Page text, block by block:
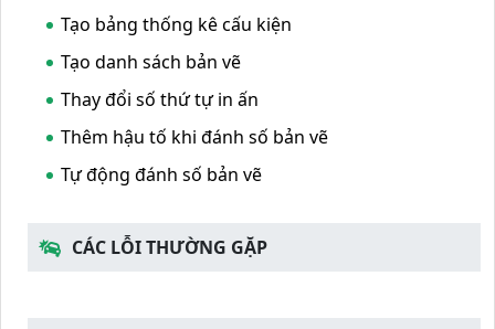
Tạo bảng thống kê cấu kiện
Tạo danh sách bản vẽ
Thay đổi số thứ tự in ấn
Thêm hậu tố khi đánh số bản vẽ
Tự động đánh số bản vẽ
CÁC LỖI THƯỜNG GẶP